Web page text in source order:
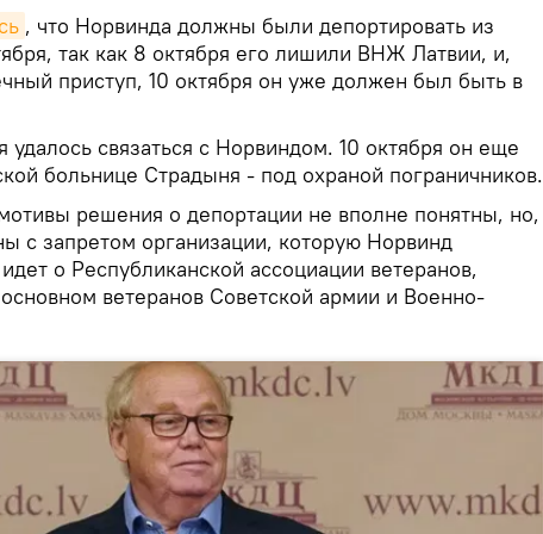
, что Норвинда должны были депортировать из
так как 8 октября его лишили ВНЖ Латвии, и,
приступ, 10 октября он уже должен был быть в
удалось связаться с Норвиндом. 10 октября он еще
больнице Страдыня - под охраной пограничников.
решения о депортации не вполне понятны, но,
с запретом организации, которую Норвинд
о Республиканской ассоциации ветеранов,
ветеранов Советской армии и Военно-